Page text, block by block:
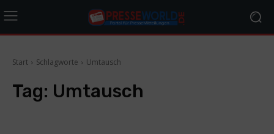
Start Schlagworte Umtausch
Tag: Umtausch